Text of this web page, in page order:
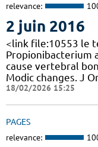
relevance:
2 juin 2016
<link file:10553 le
Propionibacterium
cause vertebral
Modic changes. J
18/02/2026 15:25
PAGES
relevance: